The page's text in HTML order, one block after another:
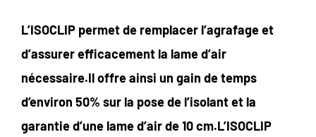
L’ISOCLIP permet de remplacer l’agrafage et
d’assurer efficacement la lame d’air
nécessaire.Il offre ainsi un gain de temps
d’environ 50% sur la pose de l’isolant et la
garantie d’une lame d’air de 10 cm.L’ISOCLIP